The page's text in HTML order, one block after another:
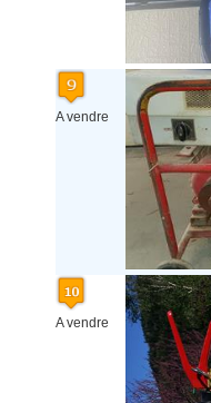
A vendre
A vendre